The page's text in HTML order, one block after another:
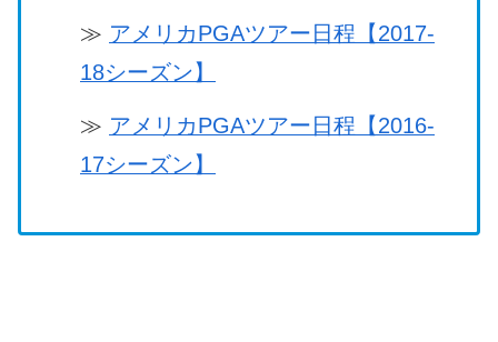
≫ アメリカPGAツアー日程【2017-
18シーズン】
≫ アメリカPGAツアー日程【2016-
17シーズン】